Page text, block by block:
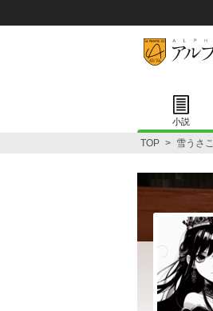
小説
TOP > 雪うさこ